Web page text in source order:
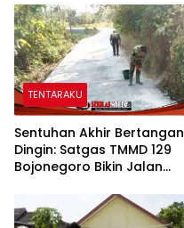
TENTARAKU
Sentuhan Akhir Bertangan
Dingin: Satgas TMMD 129
Bojonegoro Bikin Jalan